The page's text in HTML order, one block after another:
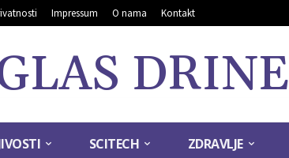
Impressum O nama Kontakt
DRINE
SCITECH ZDRAVLJE